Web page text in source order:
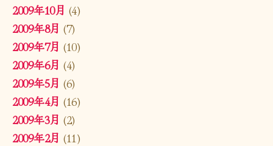
2009年10月 (4)
2009年8月 (7)
2009年7月 (10)
2009年6月 (4)
2009年5月 (6)
2009年4月 (16)
2009年3月 (2)
2009年2月 (11)